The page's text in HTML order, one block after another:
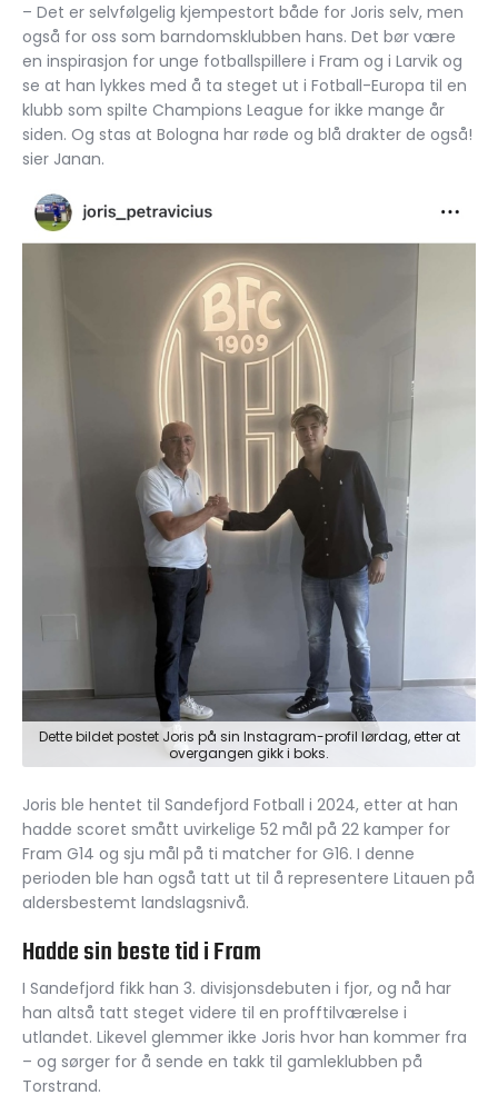
– Det er selvfølgelig kjempestort både for Joris selv, men
også for oss som barndomsklubben hans. Det bør være
en inspirasjon for unge fotballspillere i Fram og i Larvik og
se at han lykkes med å ta steget ut i Fotball-Europa til en
klubb som spilte Champions League for ikke mange år
siden. Og stas at Bologna har røde og blå drakter de også!
sier Janan.
Dette bildet postet Joris på sin Instagram-profil lørdag, etter at
overgangen gikk i boks.
Joris ble hentet til Sandefjord Fotball i 2024, etter at han
hadde scoret smått uvirkelige 52 mål på 22 kamper for
Fram G14 og sju mål på ti matcher for G16. I denne
perioden ble han også tatt ut til å representere Litauen på
aldersbestemt landslagsnivå.
Hadde sin beste tid i Fram
I Sandefjord fikk han 3. divisjonsdebuten i fjor, og nå har
han altså tatt steget videre til en profftilværelse i
utlandet. Likevel glemmer ikke Joris hvor han kommer fra
– og sørger for å sende en takk til gamleklubben på
Torstrand.